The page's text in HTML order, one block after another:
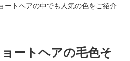
ートヘアの中でも人気の色をご紹介
ートヘアの毛色そ